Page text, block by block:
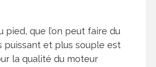
pied, que l’on peut faire du
puissant et plus souple est
la qualité du moteur